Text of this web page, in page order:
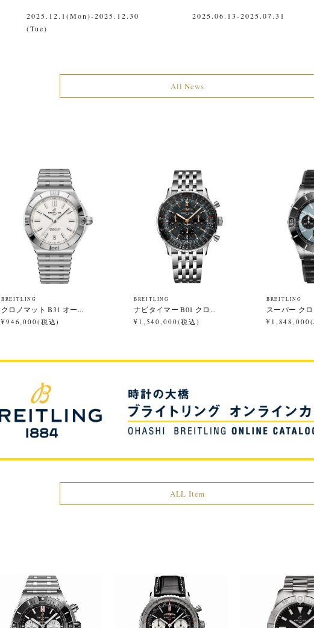
2025.12.1(Mon)-2025.12.30
(Tue)
2025.06.13-2025.07.31
All News
BREITLING
クロノマット B31 オー...
¥946,000(税込)
BREITLING
ナビタイマー B01 クロ...
¥1,540,000(税込)
BREITLING
スーパー ク
¥1,848,000(
ALL Item